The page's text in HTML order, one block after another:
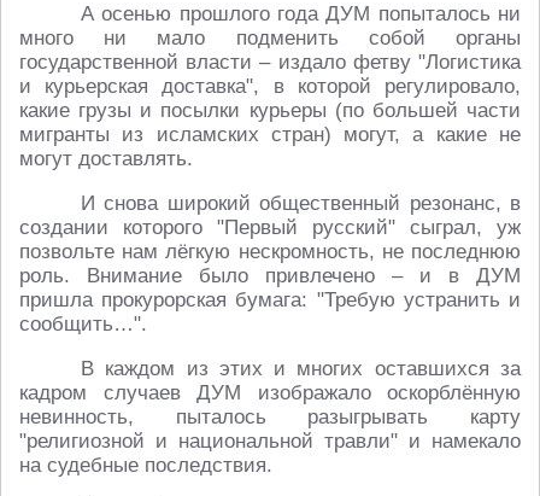
А осенью прошлого года ДУМ попыталось ни
много ни мало подменить собой органы
государственной власти – издало фетву "Логистика
и курьерская доставка", в которой регулировало,
какие грузы и посылки курьеры (по большей части
мигранты из исламских стран) могут, а какие не
могут доставлять.
И снова широкий общественный резонанс, в
создании которого "Первый русский" сыграл, уж
позвольте нам лёгкую нескромность, не последнюю
роль. Внимание было привлечено – и в ДУМ
пришла прокурорская бумага: "Требую устранить и
сообщить…".
В каждом из этих и многих оставшихся за
кадром случаев ДУМ изображало оскорблённую
невинность, пыталось разыгрывать карту
"религиозной и национальной травли" и намекало
на судебные последствия.